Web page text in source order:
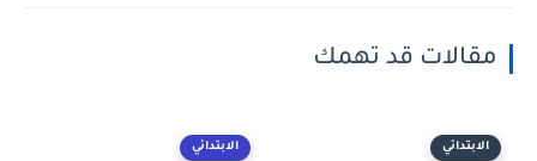
مقالات قد تهمك
الابتدائي الابتدائي